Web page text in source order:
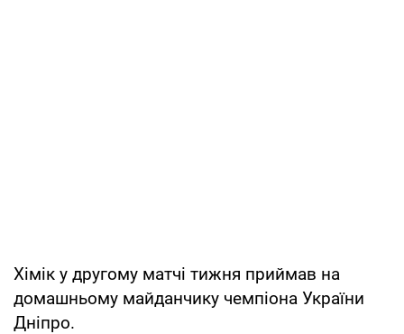
Хімік у другому матчі тижня приймав на
домашньому майданчику чемпіона України
Дніпро.